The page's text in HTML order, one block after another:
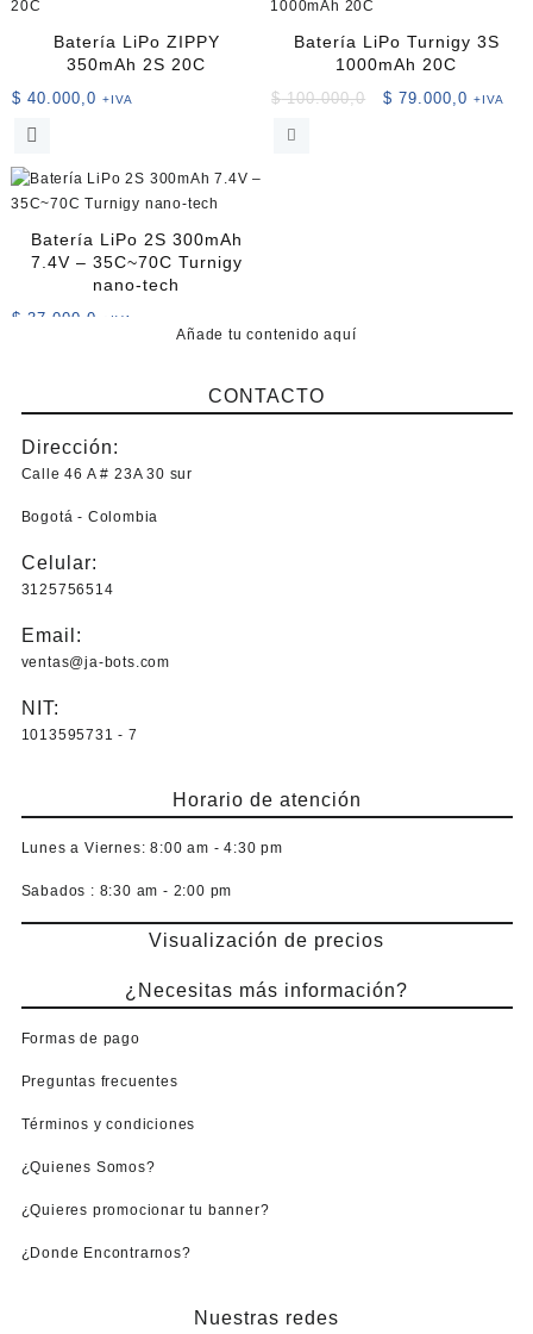
Batería LiPo ZIPPY
350mAh 2S 20C
$ 40.000,0 +IVA
Batería LiPo Turnigy 3S
1000mAh 20C
$100.000,0
El
$ 79.000,0 El
+IVA
Batería LiPo 2S 300mAh
7.4V – 35C~70C Turnigy
nano-tech
$ 37.000,0 +IVA
Añade tu contenido aquí
CONTACTO
Dirección:
Calle 46 A # 23A 30 sur
Bogotá - Colombia
Celular:
3125756514
Email:
ventas@ja-bots.com
NIT:
1013595731 - 7
Horario de atención
Lunes a Viernes: 8:00 am - 4:30 pm
Sabados : 8:30 am - 2:00 pm
Visualización de precios
¿Necesitas más información?
Formas de pago
Preguntas frecuentes
Términos y condiciones
¿Quienes Somos?
¿Quieres promocionar tu banner?
¿Donde Encontrarnos?
Nuestras redes